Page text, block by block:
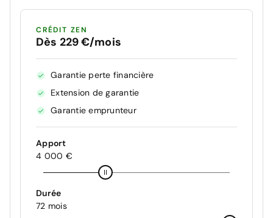
CRÉDIT ZEN
Dès 229 €/mois
Garantie perte financière
Extension de garantie
Garantie emprunteur
Apport
4 000 €
Durée
72 mois